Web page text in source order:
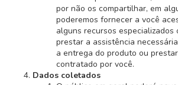
por não os compartilhar, em
poderemos fornecer a você
alguns recursos especializados
prestar a assistência
a entrega do produto ou
contratado por você.
Dados coletados